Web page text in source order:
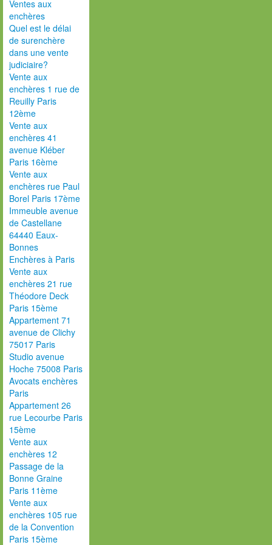
Ventes aux
enchères
Quel est le délai
de surenchère
dans une vente
judiciaire?
Vente aux
enchères 1 rue de
Reuilly Paris
12ème
Vente aux
enchères 41
avenue Kléber
Paris 16ème
Vente aux
enchères rue Paul
Borel Paris 17ème
Immeuble avenue
de Castellane
64440 Eaux-
Bonnes
Enchères à Paris
Vente aux
enchères 21 rue
Théodore Deck
Paris 15ème
Appartement 71
avenue de Clichy
75017 Paris
Studio avenue
Hoche 75008 Paris
Avocats enchères
Paris
Appartement 26
rue Lecourbe Paris
15ème
Vente aux
enchères 12
Passage de la
Bonne Graine
Paris 11ème
Vente aux
enchères 105 rue
de la Convention
Paris 15ème